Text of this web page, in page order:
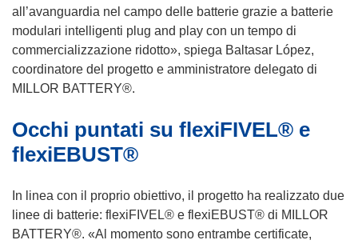
s
t
r
a
all’avanguardia nel campo delle batterie grazie a batterie
modulari intelligenti plug and play con un tempo di
commercializzazione ridotto», spiega Baltasar López,
coordinatore del progetto e amministratore delegato di
MILLOR BATTERY®.
Occhi puntati su flexiFIVEL® e
flexiEBUST®
In linea con il proprio obiettivo, il progetto ha realizzato due
linee di batterie: flexiFIVEL® e flexiEBUST® di MILLOR
BATTERY®. «Al momento sono entrambe certificate,